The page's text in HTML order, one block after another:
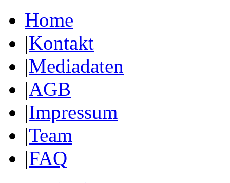
Home
|Kontakt
|Mediadaten
|AGB
|Impressum
|Team
|FAQ